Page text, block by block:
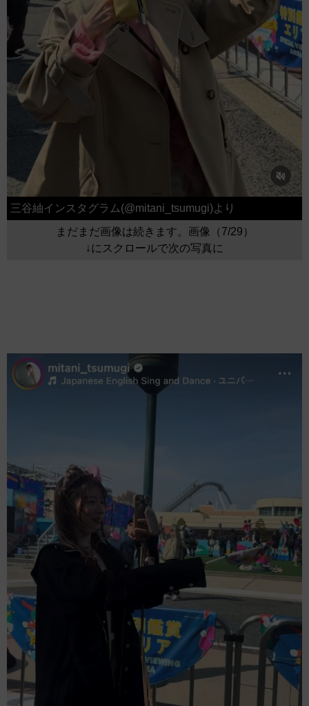
三谷紬インスタグラム(@mitani_tsumugi)より
まだまだ画像は続きます。画像（7/29）
↓にスクロールで次の写真に